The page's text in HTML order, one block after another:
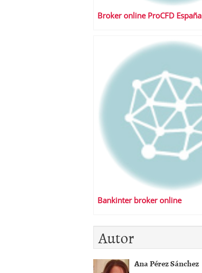
Broker online ProCFD España
Bankinter broker online
Autor
Ana Pérez Sánchez